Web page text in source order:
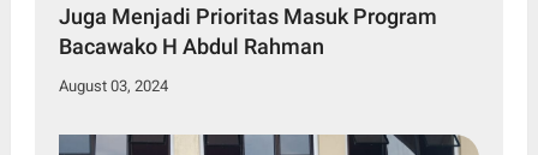
Juga Menjadi Prioritas Masuk Program
Bacawako H Abdul Rahman
August 03, 2024